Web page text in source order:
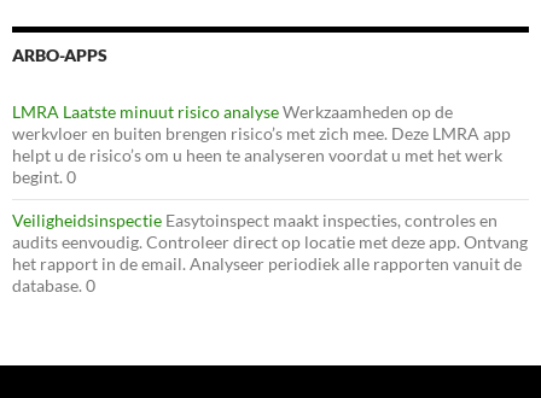
ARBO-APPS
LMRA Laatste minuut risico analyseWerkzaamheden op de
werkvloer en buiten brengen risico’s met zich mee. Deze LMRA app
helpt u de risico’s om u heen te analyseren voordat u met het werk
begint. 0
Veiligheidsinspectie Easytoinspect maakt inspecties, controles en
audits eenvoudig. Controleer direct op locatie met deze app. Ontvang
het rapport in de email. Analyseer periodiek alle rapporten vanuit de
database. 0